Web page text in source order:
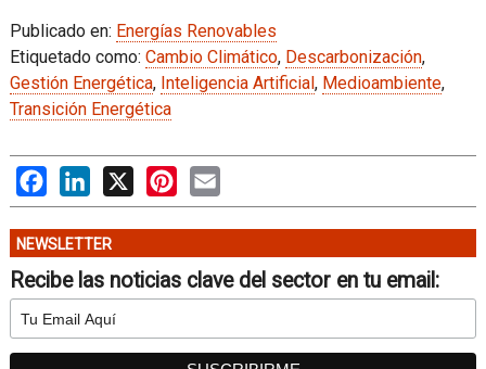
Publicado en: Energías Renovables
Etiquetado como: Cambio Climático, Descarbonización,
Gestión Energética, Inteligencia Artificial, Medioambiente,
Transición Energética
FacebookLinkedIn
X PinterestEmail
NEWSLETTER
Recibe las noticias clave del sector en tu email: